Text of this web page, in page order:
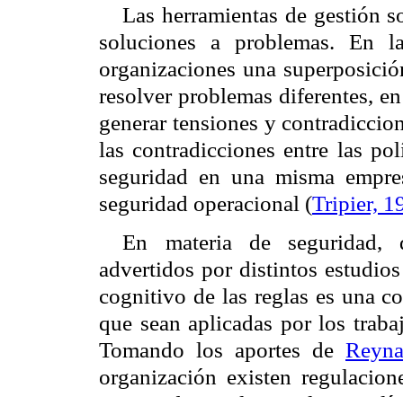
Las herramientas de gestión
soluciones a problemas. En
organizaciones una
resolver problemas diferentes,
generar tensiones y
las contradicciones entre las
seguridad en una misma
seguridad operacional (Tripier,
En materia de seguridad,
advertidos por distintos
cognitivo de las reglas es una
que sean aplicadas por los
Tomando los aportes de
organización existen